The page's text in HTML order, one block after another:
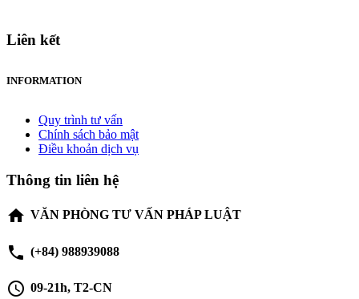
Liên kết
INFORMATION
Quy trình tư vấn
Chính sách bảo mật
Điều khoản dịch vụ
Thông tin liên hệ
home VĂN PHÒNG TƯ VẤN PHÁP LUẬT
phone (+84) 988939088
schedule 09-21h, T2-CN